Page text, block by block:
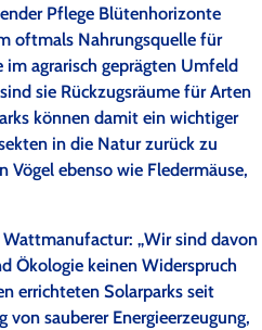
Pflege Blütenhorizonte
oftmals Nahrungsquelle für
im agrarisch geprägten Umfeld
sie Rückzugsräume für Arten
können damit ein wichtiger
in die Natur zurück zu
ebenso wie Fledermäuse,
„Wir sind davon
Ökologie keinen Widerspruch
errichteten Solarparks seit
von sauberer Energieerzeugung,